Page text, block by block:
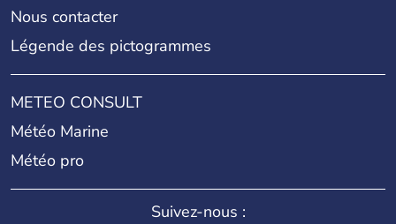
Nous contacter
Légende des pictogrammes
METEO CONSULT
Météo Marine
Météo pro
Suivez-nous :